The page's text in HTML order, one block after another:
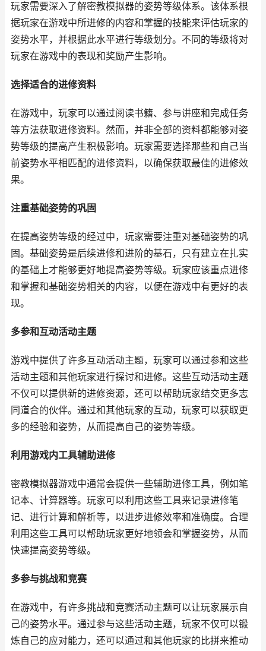
玩家需要深入了解密教模拟器的姿势等级体系。该体系根
据玩家在游戏中所进修的内容和掌握的技能来评估玩家的
姿势水平，并根据此水平进行等级划分。不同的等级将对
玩家在游戏中的表现和奖励产生影响。
选择适合的进修资料
在游戏中，玩家可以通过阅读书籍、参与讲座和完成任务
等方法获取进修资料。然而，并非全部的资料都能够对姿
势等级的提高产生积极影响。玩家需要选择那些和自己当
前姿势水平相匹配的进修资料，以确保获取最佳的进修效
果。
注重基础姿势的巩固
在提高姿势等级的经过中，玩家需要注重对基础姿势的巩
固。基础姿势是后续进修和进阶的基石，只有建立在扎实
的基础上才能够更好地提高姿势等级。玩家应该重点进修
和掌握和基础姿势相关的内容，以便在游戏中有更好的表
现。
多参和互动活动主题
游戏中提供了许多互动活动主题，玩家可以通过参和这些
活动主题和其他玩家进行探讨和进修。这些互动活动主题
不仅可以提供新的进修资源，还可以帮助玩家结交更多志
同道合的伙伴。通过和其他玩家的互动，玩家可以获取更
多的经验和姿势，从而提高自己的姿势等级。
利用游戏内工具辅助进修
密教模拟器游戏中通常会提供一些辅助进修工具，例如笔
记本、计算器等。玩家可以利用这些工具来记录进修笔
记、进行计算和解析等，以进步进修效率和准确度。合理
利用这些工具可以帮助玩家更好地领会和掌握姿势，从而
快速提高姿势等级。
多参与挑战和竞赛
在游戏中，有许多挑战和竞赛活动主题可以让玩家展示自
己的姿势水平。通过参与这些活动主题，玩家不仅可以锻
炼自己的应对能力，还可以通过和其他玩家的比拼来推动